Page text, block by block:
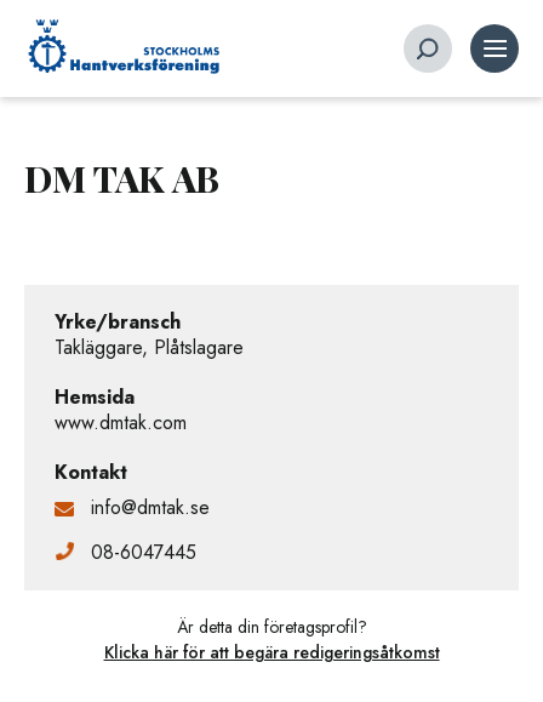
DM TAK AB
Yrke/bransch
Takläggare, Plåtslagare
Hemsida
www.dmtak.com
Kontakt
info@dmtak.se
08-6047445
Är detta din företagsprofil?
Klicka här för att begära redigeringsåtkomst